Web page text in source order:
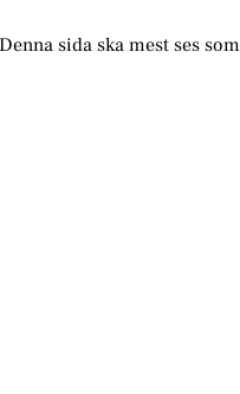
sida ska mest ses som